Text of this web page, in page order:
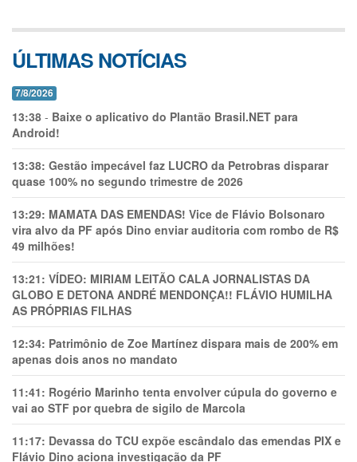
ÚLTIMAS NOTÍCIAS
7/8/2026
13:38 - Baixe o aplicativo do Plantão Brasil.NET para
Android!
13:38: Gestão impecável faz LUCRO da Petrobras disparar
quase 100% no segundo trimestre de 2026
13:29: MAMATA DAS EMENDAS! Vice de Flávio Bolsonaro
vira alvo da PF após Dino enviar auditoria com rombo de R$
49 milhões!
13:21: VÍDEO: MIRIAM LEITÃO CALA JORNALISTAS DA
GLOBO E DETONA ANDRÉ MENDONÇA!! FLÁVIO HUMILHA
AS PRÓPRIAS FILHAS
12:34: Patrimônio de Zoe Martínez dispara mais de 200% em
apenas dois anos no mandato
11:41: Rogério Marinho tenta envolver cúpula do governo e
vai ao STF por quebra de sigilo de Marcola
11:17: Devassa do TCU expõe escândalo das emendas PIX e
Flávio Dino aciona investigação da PF